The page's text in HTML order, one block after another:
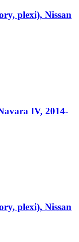
plexi), Nissan
IV, 2014-
plexi), Nissan